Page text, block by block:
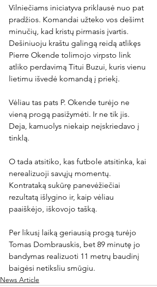
Vilniečiams iniciatyva priklausė nuo pat
pradžios. Komandai užteko vos dešimt
minučių, kad kristų pirmasis įvartis.
Dešiniuoju kraštu galingą reidą atlikęs
Pierre Okende tolimojo virpsto link
atliko perdavimą Titui Buzui, kuris vienu
lietimu išvedė komandą į priekį.
Vėliau tas pats P. Okende turėjo ne
vieną progą pasižymėti. Ir ne tik jis.
Deja, kamuolys niekaip neįskriedavo į
tinklą.
O tada atsitiko, kas futbole atsitinka, kai
nerealizuoji savųjų momentų.
Kontrataką sukūrę panevėžiečiai
rezultatą išlygino ir, kaip vėliau
paaiškėjo, iškovojo tašką.
Per likusį laiką geriausią progą turėjo
Tomas Dombrauskis, bet 89 minutę jo
bandymas realizuoti 11 metrų baudinį
baigėsi netiksliu smūgiu.
News Article